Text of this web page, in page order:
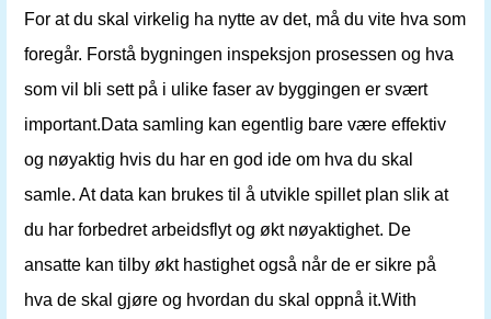
For at du skal virkelig ha nytte av det, må du vite hva som
foregår. Forstå bygningen inspeksjon prosessen og hva
som vil bli sett på i ulike faser av byggingen er svært
important.Data samling kan egentlig bare være effektiv
og nøyaktig hvis du har en god ide om hva du skal
samle. At data kan brukes til å utvikle spillet plan slik at
du har forbedret arbeidsflyt og økt nøyaktighet. De
ansatte kan tilby økt hastighet også når de er sikre på
hva de skal gjøre og hvordan du skal oppnå it.With